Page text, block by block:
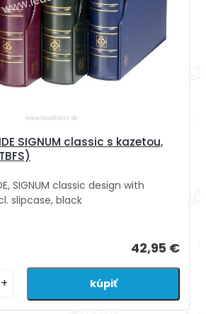
SIGNUM classic s kazetou,
SIGNUM classic design with
slipcase, black
42,95 €
+